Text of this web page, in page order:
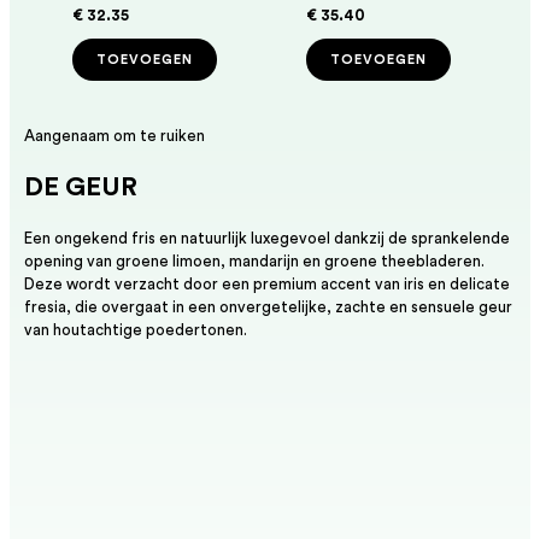
€ 32.35
TOEVOEGEN
€ 35.40
TOEVOEGEN
Aangenaam om te ruiken
DE GEUR
Een ongekend fris en natuurlijk luxegevoel dankzij de sprankelende
opening van groene limoen, mandarijn en groene theebladeren.
Deze wordt verzacht door een premium accent van iris en delicate
fresia, die overgaat in een onvergetelijke, zachte en sensuele geur
van houtachtige poedertonen.